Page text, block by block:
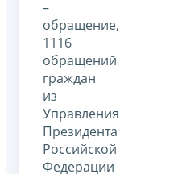
–
обращение,
1116
обращений
граждан
из
Управления
Президента
Российской
Федерации